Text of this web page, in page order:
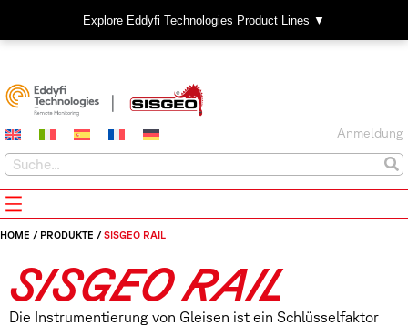
Explore Eddyfi Technologies Product Lines ▼
Anmeldung
HOME / PRODUKTE / SISGEO RAIL
SISGEO RAIL
Die Instrumentierung von Gleisen ist ein Schlüsselfaktor